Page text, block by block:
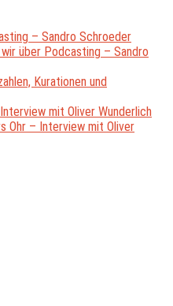
– Sandro Schroeder
wir über Podcasting – Sandro
Kurationen und
mit Oliver Wunderlich
Ohr – Interview mit Oliver